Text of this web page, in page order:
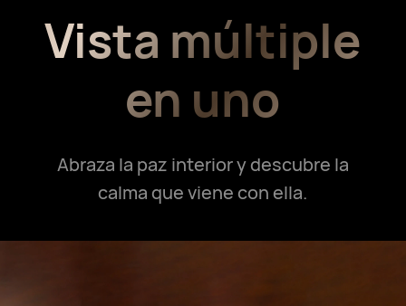
Vista múltiple
en uno
Abraza la paz interior y descubre la
calma que viene con ella.